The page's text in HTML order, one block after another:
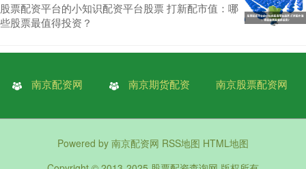
股票配资平台的小知识配资平台股票 打新配市值：哪
些股票最值得投资？
南京配资网 南京期货配资 南京股票配资网
Powered by 南京配资网 RSS地图 HTML地图